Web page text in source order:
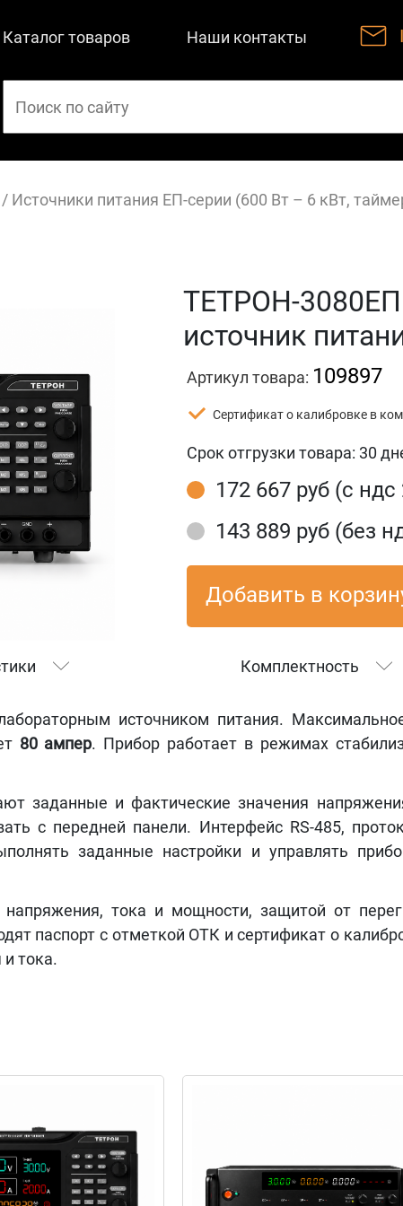
Каталог товаров Наши контакты
/ Источники питания ЕП-серии (600 Вт – 6 кВт,
ТЕТРОН-
источник
Артикул товара: 109897
Сертификат о калибровке в
Срок отгрузки товара: 30
172 667 руб (с ндс
143 889 руб (без
Добавить в
Комплектность
источником питания.
80ампер. Прибор работает в режимах
заданные и фактические значения
с передней панели. Интерфейс RS-485,
заданные настройки и управлять
тока и мощности, защитой от
паспорт с отметкой ОТК и сертификат о
тока.